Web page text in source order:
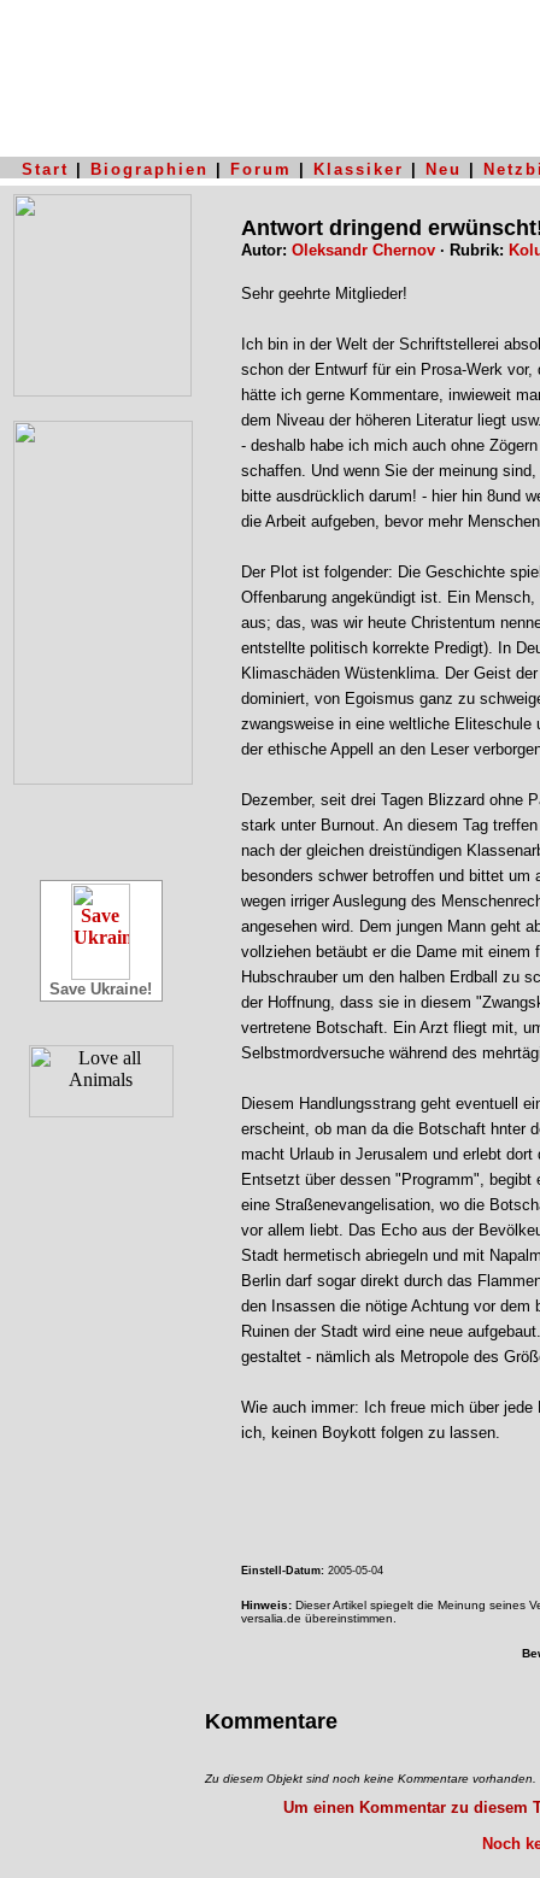
Start Biographien Forum Klassiker Neu
Save Ukraine!
Antwort dringend
Autor: Oleksandr Chernov · Rubrik:
Sehr geehrte Mitglieder!
Ich bin in der Welt der Schriftstellerei
schon der Entwurf für ein Prosa-Werk
hätte ich gerne Kommentare, inwieweit
dem Niveau der höheren Literatur liegt
- deshalb habe ich mich auch ohne
schaffen. Und wenn Sie der meinung
bitte ausdrücklich darum! - hier hin 8und
die Arbeit aufgeben, bevor mehr
Der Plot ist folgender: Die Geschichte
Offenbarung angekündigt ist. Ein
aus; das, was wir heute Christentum
entstellte politisch korrekte Predigt). In
Klimaschäden Wüstenklima. Der Geist
dominiert, von Egoismus ganz zu
zwangsweise in eine weltliche Eliteschule
der ethische Appell an den Leser
Dezember, seit drei Tagen Blizzard ohne
stark unter Burnout. An diesem Tag
nach der gleichen dreistündigen
besonders schwer betroffen und bittet
wegen irriger Auslegung des
angesehen wird. Dem jungen Mann geht
vollziehen betäubt er die Dame mit
Hubschrauber um den halben Erdball zu
der Hoffnung, dass sie in diesem
vertretene Botschaft. Ein Arzt fliegt mit,
Selbstmordversuche während des
Diesem Handlungsstrang geht eventuell
erscheint, ob man da die Botschaft hnter
macht Urlaub in Jerusalem und erlebt
Entsetzt über dessen "Programm",
eine Straßenevangelisation, wo die
vor allem liebt. Das Echo aus der
Stadt hermetisch abriegeln und mit
Berlin darf sogar direkt durch das
den Insassen die nötige Achtung vor
Ruinen der Stadt wird eine neue
gestaltet - nämlich als Metropole des
Wie auch immer: Ich freue mich über
ich, keinen Boykott folgen zu lassen.
Einstell-Datum: 2005-05-04
Hinweis: Dieser Artikel spiegelt die Meinung seines
versalia.de übereinstimmen.
Kommentare
Zu diesem Objekt sind noch keine Kommentare vorhanden.
Um einen Kommentar zu diesem
Noch